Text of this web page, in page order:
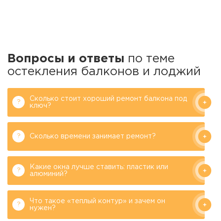
Вопросы и ответы по теме
остекления балконов и лоджий
Сколько стоит хороший ремонт балкона под
ключ?
Сколько времени занимает ремонт?
Какие окна лучше ставить: пластик или
алюминий?
Что такое «теплый контур» и зачем он
нужен?